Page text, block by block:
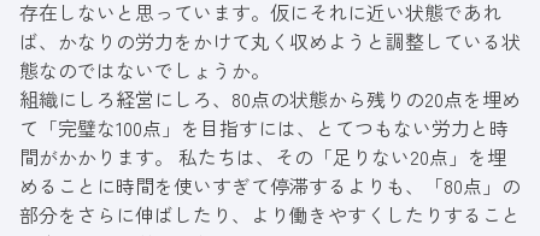
存在しないと思っています。仮にそれに近い状態であれ
ば、かなりの労力をかけて丸く収めようと調整している状
態なのではないでしょうか。
組織にしろ経営にしろ、80点の状態から残りの20点を埋め
て「完璧な100点」を目指すには、とてつもない労力と時
間がかかります。 私たちは、その「足りない20点」を埋
めることに時間を使いすぎて停滞するよりも、「80点」の
部分をさらに伸ばしたり、より働きやすくしたりすること